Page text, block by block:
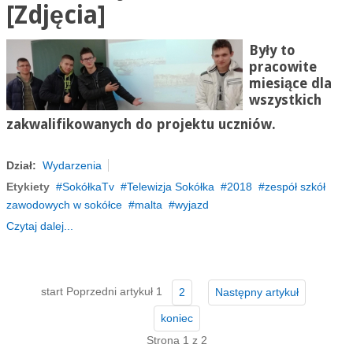
[Zdjęcia]
Były to
pracowite
miesiące dla
wszystkich
zakwalifikowanych do projektu uczniów.
Dział: Wydarzenia
Etykiety
SokółkaTv Telewizja Sokółka 2018
zespół szkół
zawodowych w sokółce
malta
wyjazd
Czytaj dalej...
start Poprzedni artykuł 1 2 Następny artykuł
koniec
Strona 1 z 2